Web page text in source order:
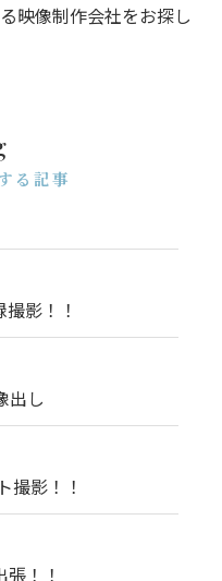
映像制作会社をお探し
る記事
影！！
出し
撮影！！
！！